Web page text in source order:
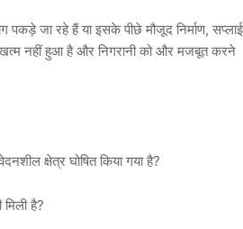
पकड़े जा रहे हैं या इसके पीछे मौजूद निर्माण, सप्लाई
खत्म नहीं हुआ है और निगरानी को और मजबूत करने
क्षेत्र घोषित किया गया है?
है?